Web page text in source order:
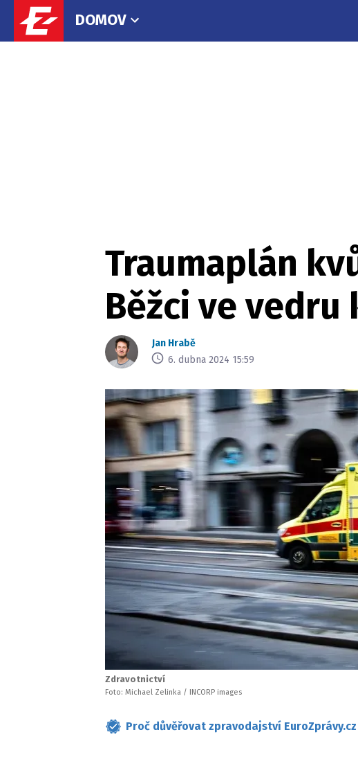
DOMOV
Traumaplán
Běžci ve
Jan Hrabě
6. dubna 2024 15:59
Zdravotnictví
Foto: Michael Zelinka / INCORP images
Proč důvěřovat zpravodajství EuroZprávy.cz